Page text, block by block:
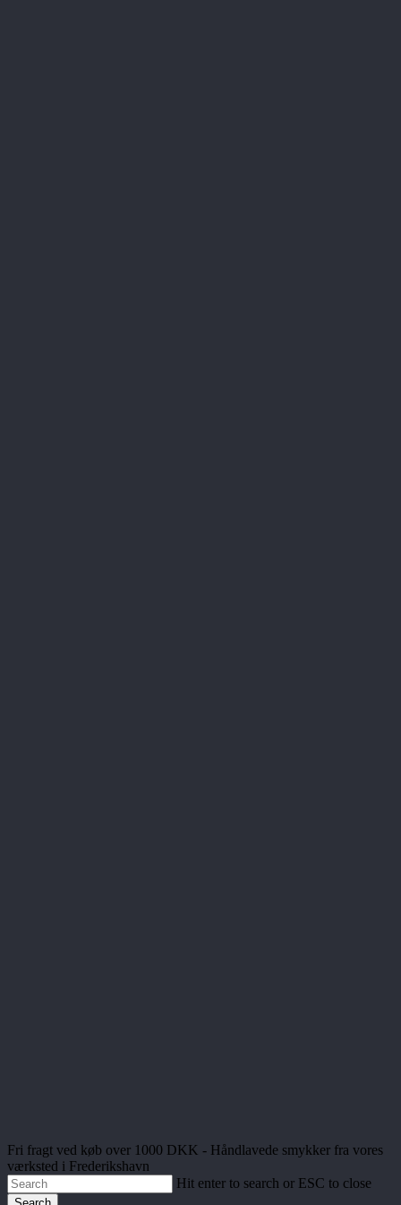
Fri fragt ved køb over 1000 DKK - Håndlavede smykker fra vores
værksted i Frederikshavn
Hit enter to search or ESC to close